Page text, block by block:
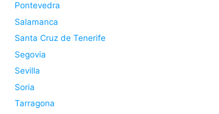
Pontevedra
Salamanca
Santa Cruz de Tenerife
Segovia
Sevilla
Soria
Tarragona